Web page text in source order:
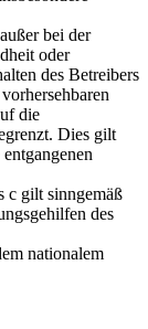
bei der
oder
des Betreibers
die
Dies gilt
c gilt sinngemäß
des
nationalem